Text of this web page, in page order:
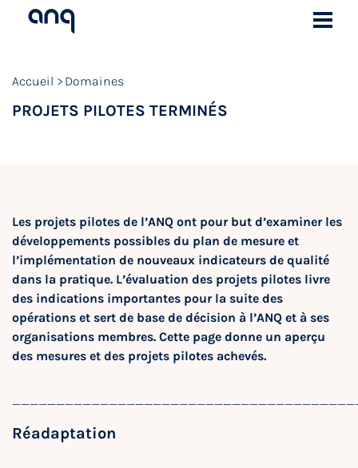
Accueil Domaines
PROJETS PILOTES TERMINÉS
Les projets pilotes de l’ANQ ont pour but d’examiner les
développements possibles du plan de mesure et
l’implémentation de nouveaux indicateurs de qualité
dans la pratique. L’évaluation des projets pilotes livre
des indications importantes pour la suite des
opérations et sert de base de décision à l’ANQ et à ses
organisations membres. Cette page donne un aperçu
des mesures et des projets pilotes achevés.
Réadaptation